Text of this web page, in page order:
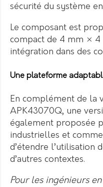
sécurité du système
Le composant est
compact de 4 mm × 4
intégration dans des
Une plateforme
En complément de la
APK43070Q, une
également proposée
industrielles et
d’étendre l’utilisation
d’autres contextes.
Pour les ingénieurs